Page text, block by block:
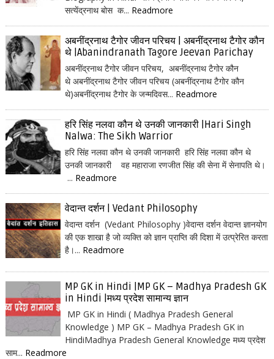
सत्येंद्रनाथ बोस क... Readmore
अबनींद्रनाथ टैगोर जीवन परिचय | अबनींद्रनाथ टैगोर कौन
थे |Abanindranath Tagore Jeevan Parichay
अबनींद्रनाथ टैगोर जीवन परिचय, अबनींद्रनाथ टैगोर कौन
थे अबनींद्रनाथ टैगोर जीवन परिचय (अबनींद्रनाथ टैगोर कौन
थे)अबनींद्रनाथ टैगोर के जन्मदिवस... Readmore
हरि सिंह नलवा कौन थे उनकी जानकारी |Hari Singh
Nalwa: The Sikh Warrior
हरि सिंह नलवा कौन थे उनकी जानकारी हरि सिंह नलवा कौन थे
उनकी जानकारी वह महाराजा रणजीत सिंह की सेना में सेनापति थे।
... Readmore
वेदान्त दर्शन | Vedant Philosophy
वेदान्त दर्शन (Vedant Philosophy )वेदान्त दर्शन वेदान्त ज्ञानयोग
की एक शाखा है जो व्यक्ति को ज्ञान प्राप्ति की दिशा में उत्प्रेरित करता
है।... Readmore
MP GK in Hindi |MP GK – Madhya Pradesh GK
in Hindi |मध्य प्रदेश सामान्य ज्ञान
MP GK in Hindi ( Madhya Pradesh General
Knowledge ) MP GK – Madhya Pradesh GK in
HindiMadhya Pradesh General Knowledge मध्य प्रदेश
साम... Readmore